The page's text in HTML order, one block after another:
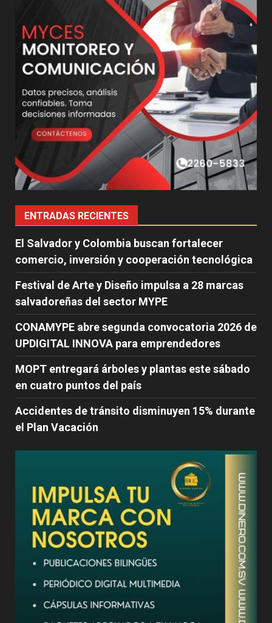
ENTRADAS RECIENTES
El Salvador y Colombia buscan fortalecer
comercio, inversión y cooperación tecnológica
Festival de Arte y Diseño impulsa a 28 marcas
salvadoreñas del sector MYPE
CONAMYPE abre segunda convocatoria 2026 de
UPDIGITAL INNOVA para emprendedores
MOPT entregará árboles y plantas este sábado
en cuatro puntos del país
Accidentes de tránsito disminuyen 15% durante
el Plan Vacación